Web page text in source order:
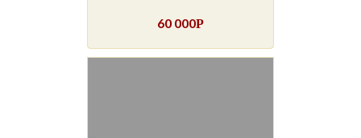
60 000Р